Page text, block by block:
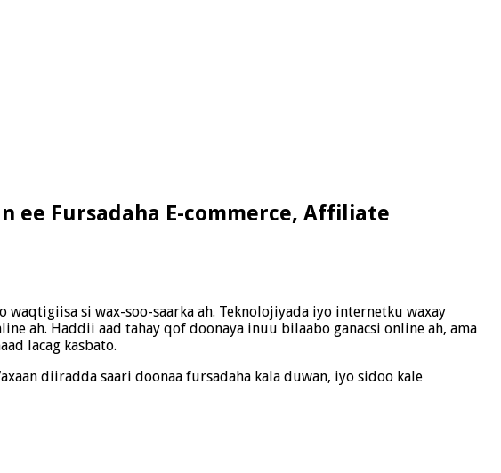
ee Fursadaha E-commerce, Affiliate
waqtigiisa si wax-soo-saarka ah. Teknolojiyada iyo internetku waxay
ah. Haddii aad tahay qof doonaya inuu bilaabo ganacsi online ah, ama
lacag kasbato.
diiradda saari doonaa fursadaha kala duwan, iyo sidoo kale